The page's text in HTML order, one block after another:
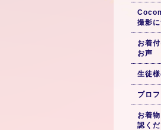
撮影
お着
お声
生徒
プロ
お着
認く